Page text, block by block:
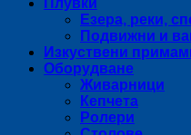
Плувки
Езера, реки,
Подвижни и
Изкуствени
Оборудване
Живарници
Кепчета
Ролери